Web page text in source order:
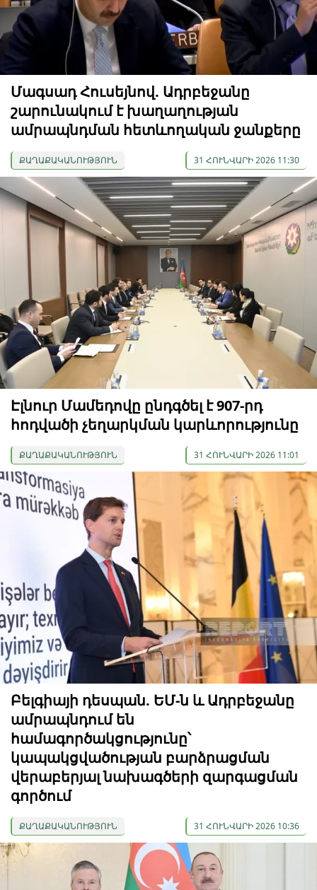
Մագսադ Հուսեյնով. Ադրբեջանը
շարունակում է խաղաղության
ամրապնդման հետևողական ջանքերը
ՔԱՂԱՔԱԿԱՆՈՒԹՅՈՒՆ 31 ՀՈՒՆՎԱՐԻ 2026 11:30
Էլնուր Մամեդովը ընդգծել է 907-րդ
հոդվածի չեղարկման կարևորությունը
ՔԱՂԱՔԱԿԱՆՈՒԹՅՈՒՆ 31 ՀՈՒՆՎԱՐԻ 2026 11:01
Բելգիայի դեսպան. ԵՄ-ն և Ադրբեջանը
ամրապնդում են
համագործակցությունը՝
կապակցվածության բարձրացման
վերաբերյալ նախագծերի զարգացման
գործում
ՔԱՂԱՔԱԿԱՆՈՒԹՅՈՒՆ 31 ՀՈՒՆՎԱՐԻ 2026 10:36